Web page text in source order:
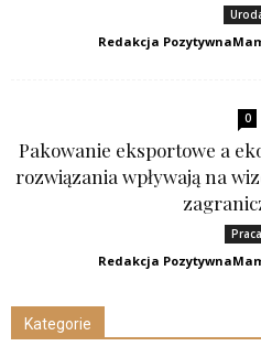
Redakcja
0
Pakowanie eksportowe a
rozwiązania wpływają na
Praca
Redakcja
Kategorie